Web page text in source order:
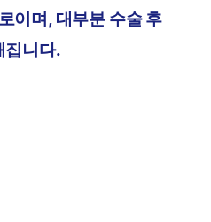
이며, 대부분 수술 후
집니다.